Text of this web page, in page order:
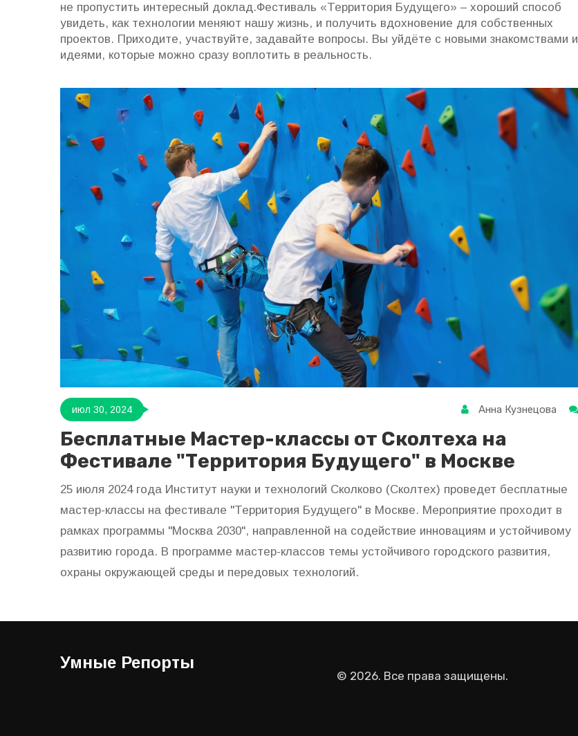
не пропустить интересный доклад.Фестиваль «Территория Будущего» – хороший способ
увидеть, как технологии меняют нашу жизнь, и получить вдохновение для собственных
проектов. Приходите, участвуйте, задавайте вопросы. Вы уйдёте с новыми знакомствами и
идеями, которые можно сразу воплотить в реальность.
июл 30, 2024 Анна Кузнецова
Бесплатные Мастер-классы от Сколтеха на
Фестивале "Территория Будущего" в Москве
25 июля 2024 года Институт науки и технологий Сколково (Сколтех) проведет бесплатные
мастер-классы на фестивале "Территория Будущего" в Москве. Мероприятие проходит в
рамках программы "Москва 2030", направленной на содействие инновациям и устойчивому
развитию города. В программе мастер-классов темы устойчивого городского развития,
охраны окружающей среды и передовых технологий.
Умные Репорты
© 2026. Все права защищены.